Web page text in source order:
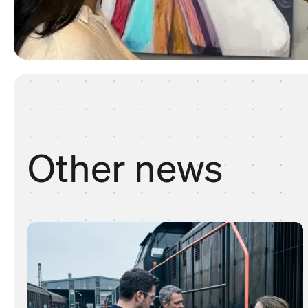
Other news